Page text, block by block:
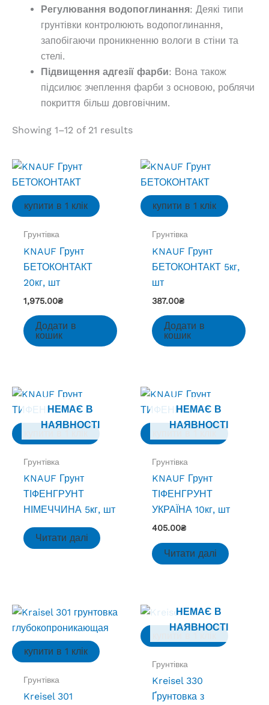
Регулювання водопоглинання: Деякі типи
грунтівки контролюють водопоглинання,
запобігаючи проникненню вологи в стіни та
стелі.
Підвищення адгезії фарби: Вона також
підсилює зчеплення фарби з основою, роблячи
покриття більш довговічним.
Showing 1–12 of 21 results
купити в 1 клік
Грунтівка
KNAUF Грунт
БЕТОКОНТАКТ
20кг, шт
1,975.00₴
Додати в
кошик
купити в 1 клік
Грунтівка
KNAUF Грунт
БЕТОКОНТАКТ 5кг,
шт
387.00₴
Додати в
кошик
НЕМАЄ В
НАЯВНОСТІ
Грунтівка
KNAUF Грунт
ТІФЕНГРУНТ
НІМЕЧЧИНА 5кг, шт
Читати далі
НЕМАЄ В
НАЯВНОСТІ
Грунтівка
KNAUF Грунт
ТІФЕНГРУНТ
УКРАЇНА 10кг, шт
405.00₴
Читати далі
купити в 1 клік
Грунтівка
Kreisel 301
НЕМАЄ В
НАЯВНОСТІ
Грунтівка
Kreisel 330
Ґрунтовка з